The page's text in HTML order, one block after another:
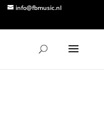
info@fbmusic.nl